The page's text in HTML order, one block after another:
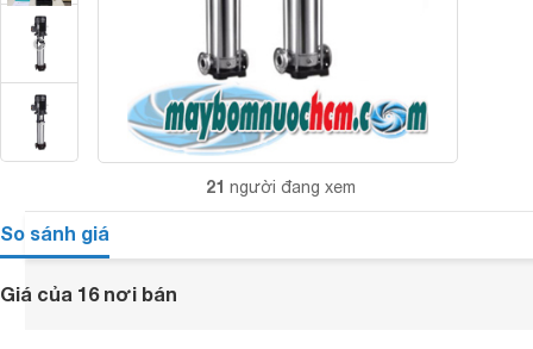
21 người đang xem
So sánh giá
Giá của 16 nơi bán